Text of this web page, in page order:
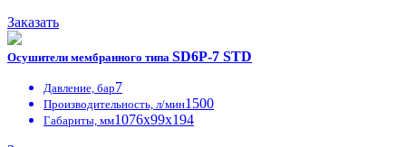
Заказать
Осушители мембранного типа SD6P-7 STD
Давление, бар7
Производительность, л/мин1500
Габариты, мм1076х99х194